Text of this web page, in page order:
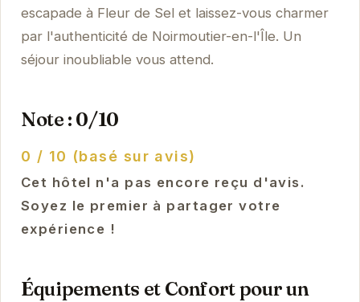
escapade à Fleur de Sel et laissez-vous charmer
par l'authenticité de Noirmoutier-en-l'Île. Un
séjour inoubliable vous attend.
Note : 0/10
0 / 10 (basé sur avis)
Cet hôtel n'a pas encore reçu d'avis.
Soyez le premier à partager votre
expérience !
Équipements et Confort pour un